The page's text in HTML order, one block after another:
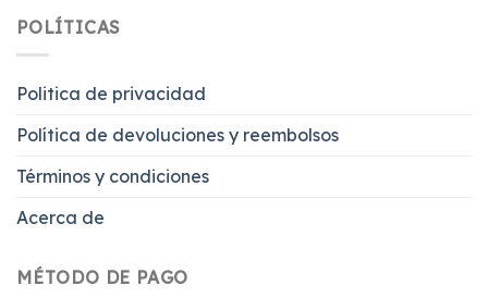
POLÍTICAS
Politica de privacidad
Política de devoluciones y reembolsos
Términos y condiciones
Acerca de
MÉTODO DE PAGO